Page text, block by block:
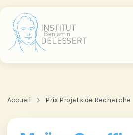
Accueil Prix Projets de Recherche